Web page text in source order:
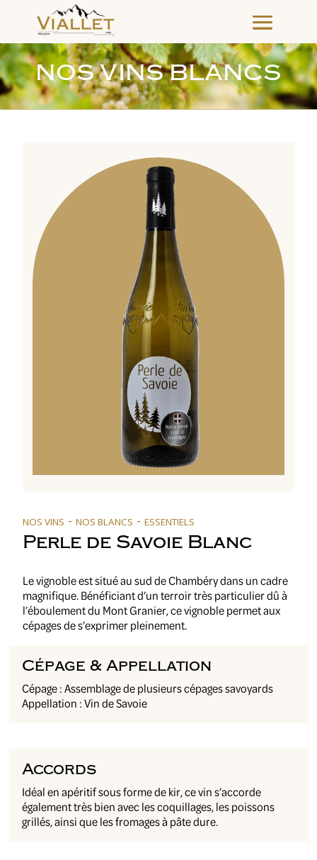
NOS VINS BLANCS
Perle de Savoie Blanc
NOS VINS -NOS BLANCS -ESSENTIELS
Le vignoble est situé au sud de Chambéry dans un cadre
magnifique. Bénéficiant d’un terroir très particulier dû à
l’éboulement du Mont Granier, ce vignoble permet aux
cépages de s’exprimer pleinement.
Cépage & Appellation
Cépage : Assemblage de plusieurs cépages savoyards
Appellation : Vin de Savoie
Accords
Idéal en apéritif sous forme de kir, ce vin s’accorde
également très bien avec les coquillages, les poissons
grillés, ainsi que les fromages à pâte dure.